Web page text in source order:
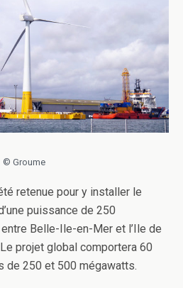
© Groume
retenue pour y installer le
puissance de 250
Belle-Ile-en-Mer et l’Ile de
projet global comportera 60
de 250 et 500 mégawatts.